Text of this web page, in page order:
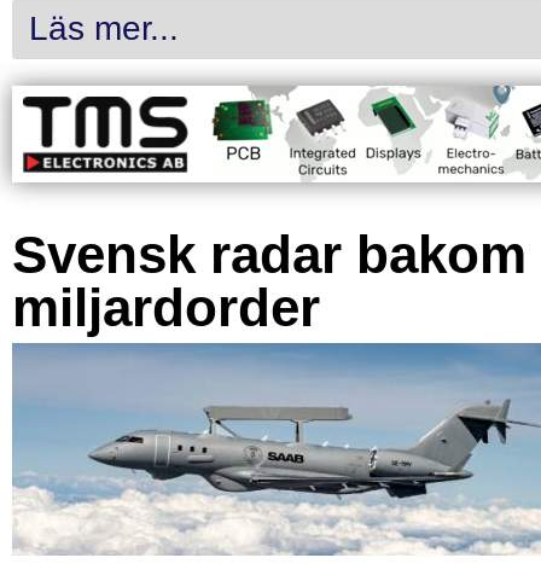
Läs mer...
Svensk radar bakom
miljardorder